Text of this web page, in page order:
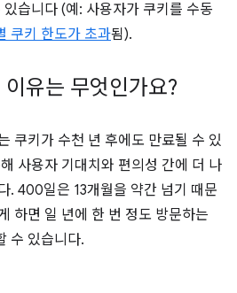
습니다 (예: 사용자가 쿠키를 수동
쿠키 한도가 초과됨).
유는 무엇인가요?
쿠키가 수천 년 후에도 만료될 수 있
사용자 기대치와 편의성 간에 더 나
. 400일은 13개월을 약간 넘기 때문
하면 일 년에 한 번 정도 방문하는
수 있습니다.